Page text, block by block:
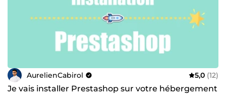
AurelienCabirol 5,0 (12)
Je vais installer Prestashop sur votre hébergement